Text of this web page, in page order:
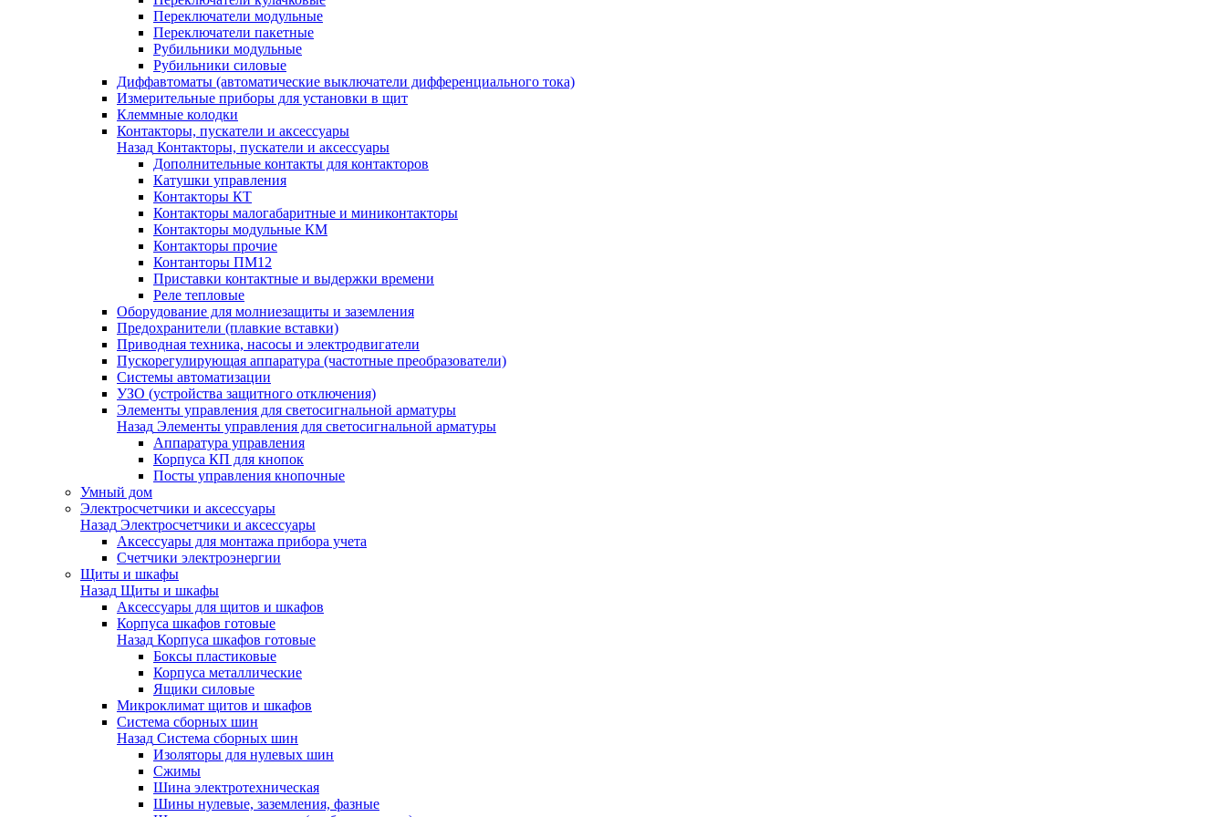
Переключатели модульные
Переключатели пакетные
Рубильники модульные
Рубильники силовые
Диффавтоматы (автоматические выключатели дифференциального тока)
Измерительные приборы для установки в щит
Клеммные колодки
Контакторы, пускатели и аксессуары
Назад Контакторы, пускатели и аксессуары
Дополнительные контакты для контакторов
Катушки управления
Контакторы КТ
Контакторы малогабаритные и миниконтакторы
Контакторы модульные КМ
Контакторы прочие
Контанторы ПМ12
Приставки контактные и выдержки времени
Реле тепловые
Оборудование для молниезащиты и заземления
Предохранители (плавкие вставки)
Приводная техника, насосы и электродвигатели
Пускорегулирующая аппаратура (частотные преобразователи)
Системы автоматизации
УЗО (устройства защитного отключения)
Элементы управления для светосигнальной арматуры
Назад Элементы управления для светосигнальной арматуры
Аппаратура управления
Корпуса КП для кнопок
Посты управления кнопочные
Умный дом
Электросчетчики и аксессуары
Назад Электросчетчики и аксессуары
Аксессуары для монтажа прибора учета
Счетчики электроэнергии
Щиты и шкафы
Назад Щиты и шкафы
Аксессуары для щитов и шкафов
Корпуса шкафов готовые
Назад Корпуса шкафов готовые
Боксы пластиковые
Корпуса металлические
Ящики силовые
Микроклимат щитов и шкафов
Система сборных шин
Назад Система сборных шин
Изоляторы для нулевых шин
Сжимы
Шина электротехническая
Шины нулевые, заземления, фазные